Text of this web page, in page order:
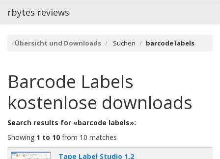
rbytes reviews
Übersicht und Downloads Suchen barcode labels
Barcode Labels
kostenlose downloads
Search results for «barcode labels»:
Showing 1 to 10 from 10 matches
Tape Label Studio 1.2